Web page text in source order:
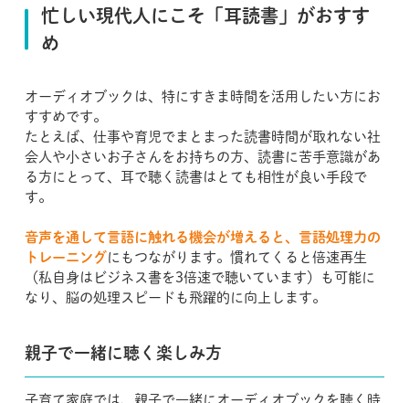
忙しい現代人にこそ「耳読書」がおすす
め
オーディオブックは、特にすきま時間を活用したい方にお
すすめです。
たとえば、仕事や育児でまとまった読書時間が取れない社
会人や小さいお子さんをお持ちの方、読書に苦手意識があ
る方にとって、耳で聴く読書はとても相性が良い手段で
す。
音声を通して言語に触れる機会が増えると、言語処理力の
トレーニングにもつながります。慣れてくると倍速再生
（私自身はビジネス書を3倍速で聴いています）も可能に
なり、脳の処理スピードも飛躍的に向上します。
親子で一緒に聴く楽しみ方
子育て家庭では、親子で一緒にオーディオブックを聴く時